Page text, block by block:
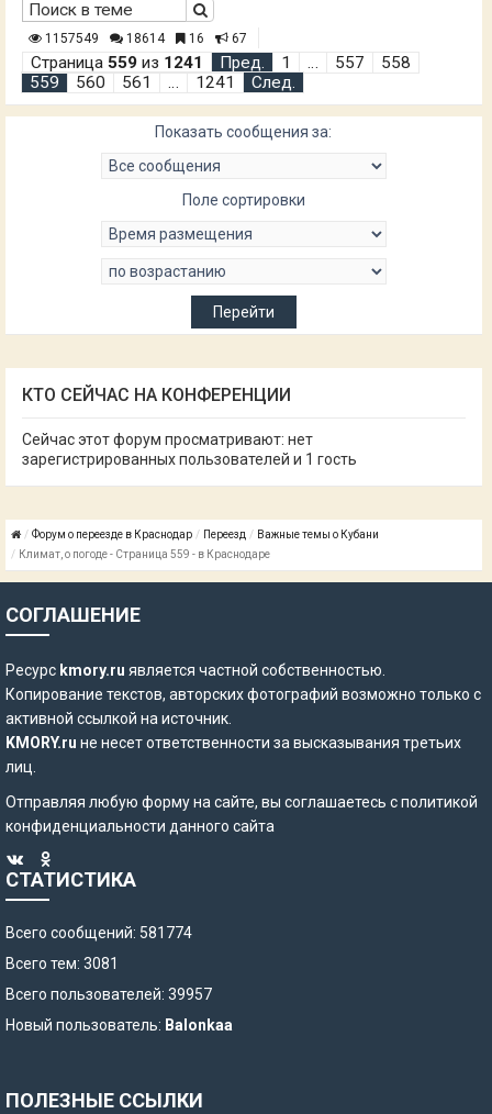
1157549 18614 16 67
Страница 559 из 1241 Пред. 1 … 557
558
559
560 561 … 1241 След.
Показать сообщения за:
Поле сортировки
КТО СЕЙЧАС НА КОНФЕРЕНЦИИ
Сейчас этот форум просматривают: нет
зарегистрированных пользователей и 1 гость
Форум о переезде в Краснодар Переезд
Важные темы о Кубани
Климат, о погоде - Страница 559 - в Краснодаре
СОГЛАШЕНИЕ
Ресурс kmory.ru является частной собственностью.
Копирование текстов, авторских фотографий возможно только с
активной ссылкой на источник.
KMORY.ru не несет ответственности за высказывания третьих
лиц.
Отправляя любую форму на сайте, вы соглашаетесь сполитикой
конфиденциальности данного сайта
СТАТИСТИКА
Всего сообщений: 581774
Всего тем: 3081
Всего пользователей: 39957
Новый пользователь: Balonkaa
ПОЛЕЗНЫЕ ССЫЛКИ